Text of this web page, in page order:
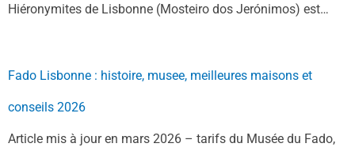
Hiéronymites de Lisbonne (Mosteiro dos Jerónimos) est…
Fado Lisbonne : histoire, musee, meilleures maisons et
conseils 2026
Article mis à jour en mars 2026 – tarifs du Musée du Fado,